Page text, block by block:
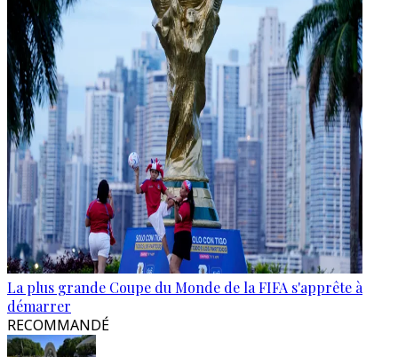
La plus grande Coupe du Monde de la FIFA s'apprête à
démarrer
RECOMMANDÉ